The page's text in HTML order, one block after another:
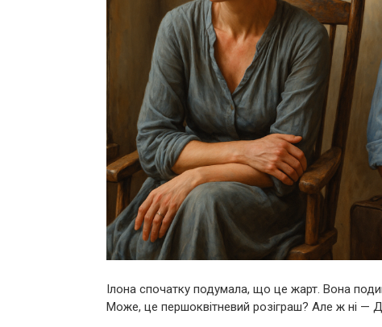
Ілона спочатку подумала, що це жарт. Вона
Може, це першоквітневий розіграш? Але ж ні —